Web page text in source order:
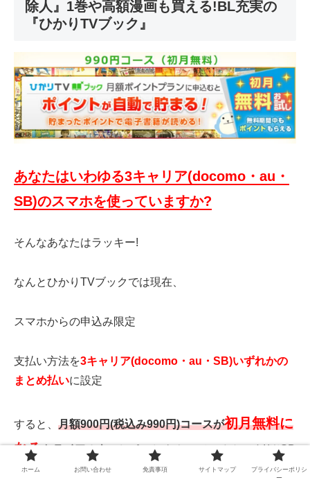
除人』1巻や高額漫画も買える!BL充実の
『ひかりTVブック』
あなたはいわゆる3キャリア(docomo・au・
SB)のスマホを使っていますか?
そんなあなたはラッキー!
なんとひかりTVブックでは現在、
スマホからの申込み限定
支払い方法を3キャリア(docomo・au・SB)いずれかの
まとめ払いに設定
すると、 月額900円(税込み990円)コースが初月無料に
なるトライアルキャンペーンをやっているんです!(※SB
の格安プランは対象外)
ホーム お問い合わせ 免責事項 サイトマップ
プライバシーポリシ
ー